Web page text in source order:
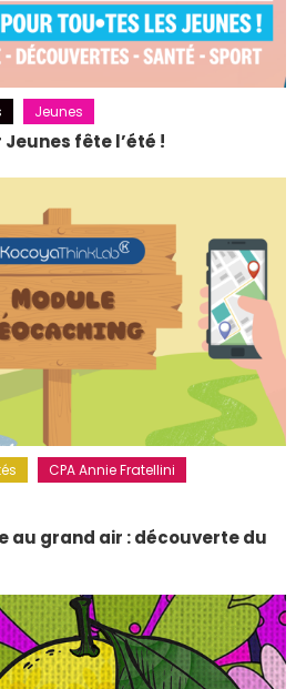
Jeunes
Jeunes fête l’été !
CPA Annie Fratellini
au grand air : découverte du